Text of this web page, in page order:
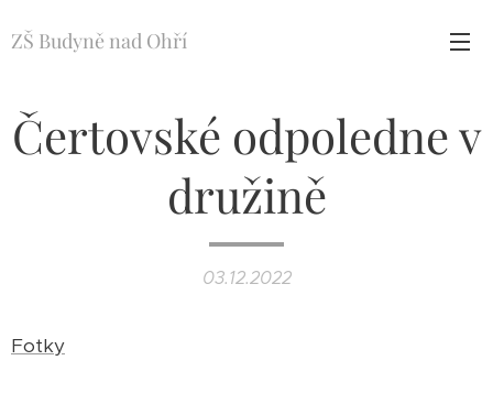
ZŠ Budyně nad Ohří
Čertovské odpoledne v
družině
03.12.2022
Fotky